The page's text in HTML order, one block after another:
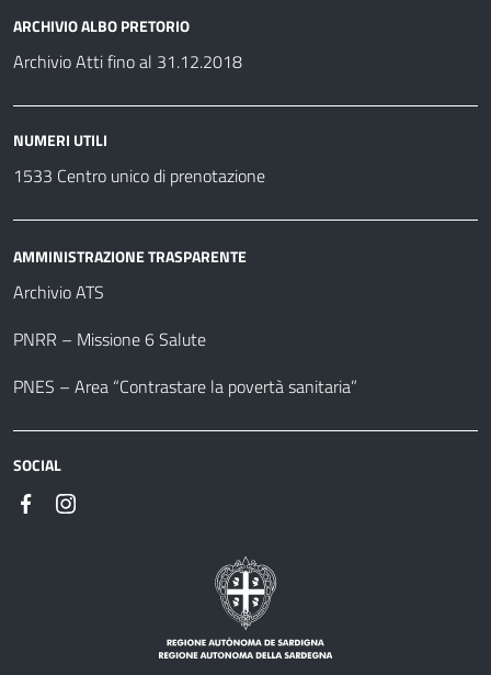
ARCHIVIO ALBO PRETORIO
Archivio Atti fino al 31.12.2018
NUMERI UTILI
1533 Centro unico di prenotazione
AMMINISTRAZIONE TRASPARENTE
Archivio ATS
PNRR – Missione 6 Salute
PNES – Area “Contrastare la povertà sanitaria”
SOCIAL